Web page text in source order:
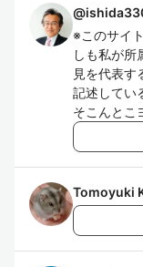
@
※このサイ
しも私が所
見を代表す
記述してい
そこんとこ
Tomoyuki